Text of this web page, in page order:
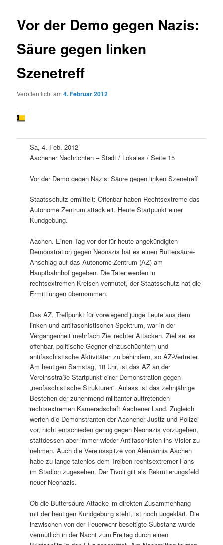
Vor der Demo gegen Nazis:
Säure gegen linken
Szenetreff
Veröffentlicht am4. Februar 2012
Sa, 4. Feb. 2012
Aachener Nachrichten – Stadt / Lokales / Seite 15
Vor der Demo gegen Nazis: Säure gegen linken Szenetreff
Staatsschutz ermittelt: Offenbar haben Rechtsextreme das
Autonome Zentrum attackiert. Heute Startpunkt einer
Kundgebung.
Aachen. Einen Tag vor der für heute angekündigten
Demonstration gegen Neonazis hat es einen Buttersäure-
Anschlag auf das Autonome Zentrum (AZ) am
Hauptbahnhof gegeben. Die Täter werden in
rechtsextremen Kreisen vermutet, der Staatsschutz hat die
Ermittlungen übernommen.
Das AZ, Treffpunkt für vorwiegend junge Leute aus dem
linken und antifaschistischen Spektrum, war in der
Vergangenheit mehrfach Ziel rechter Attacken. Ziel sei es
offenbar, politische Gegner einzuschüchtern und
antifaschistische Aktivitäten zu behindern, so AZ-Vertreter.
Am heutigen Samstag, 18 Uhr, ist das AZ an der
Vereinsstraße Startpunkt einer Demonstration gegen
„neofaschistische Strukturen“. Anlass ist das zehnjährige
Bestehen der zunehmend militanter auftretenden
rechtsextremen Kameradschaft Aachener Land. Zugleich
werfen die Demonstranten der Aachener Justiz und Polizei
vor, nicht entschieden genug gegen Neonazis vorzugehen,
stattdessen aber immer wieder Antifaschisten ins Visier zu
nehmen. Auch die Vereinsspitze von Alemannia Aachen
habe zu lange tatenlos dem Treiben rechtsextremer Fans
im Stadion zugesehen. Der Tivoli gilt als Rekrutierungsfeld
neuer Neonazis.
Ob die Buttersäure-Attacke im direkten Zusammenhang
mit der heutigen Kundgebung steht, ist noch ungeklärt. Die
inzwischen von der Feuerwehr beseitigte Substanz wurde
vermutlich in der Nacht zum Freitag durch einen